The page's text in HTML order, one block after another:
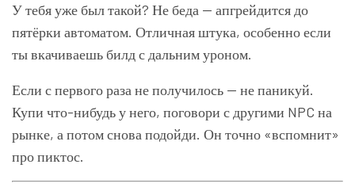
У тебя уже был такой? Не беда — апгрейдится до
пятёрки автоматом. Отличная штука, особенно если
ты вкачиваешь билд с дальним уроном.
Если с первого раза не получилось — не паникуй.
Купи что-нибудь у него, поговори с другими NPC на
рынке, а потом снова подойди. Он точно «вспомнит»
про пиктос.